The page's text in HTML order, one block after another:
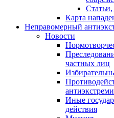
Карта
Неправомерный
Новости
частных лиц
Иные
действия